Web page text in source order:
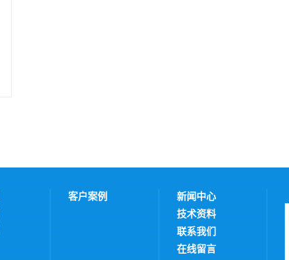
客户案例
新闻中心
技术资料
联系我们
在线留言